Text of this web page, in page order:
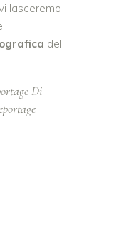
lasceremo
del
Di